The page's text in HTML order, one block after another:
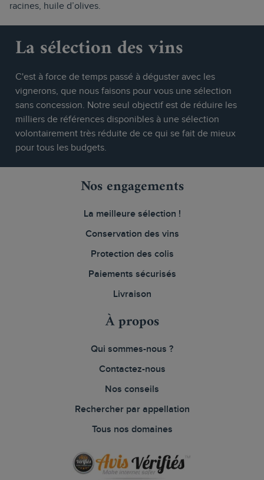
racines, huile d’olives.
La sélection des vins
C'est à force de temps passé à déguster avec les
vignerons, que nous faisons pour vous une sélection
sans concession. Notre seul objectif est de réduire les
milliers de références disponibles à une sélection
volontairement très réduite de ce qui se fait de mieux
pour tous les budgets.
Nos engagements
La meilleure sélection !
Conservation des vins
Protection des colis
Paiements sécurisés
Livraison
À propos
Qui sommes-nous ?
Contactez-nous
Nos conseils
Rechercher par appellation
Tous nos domaines